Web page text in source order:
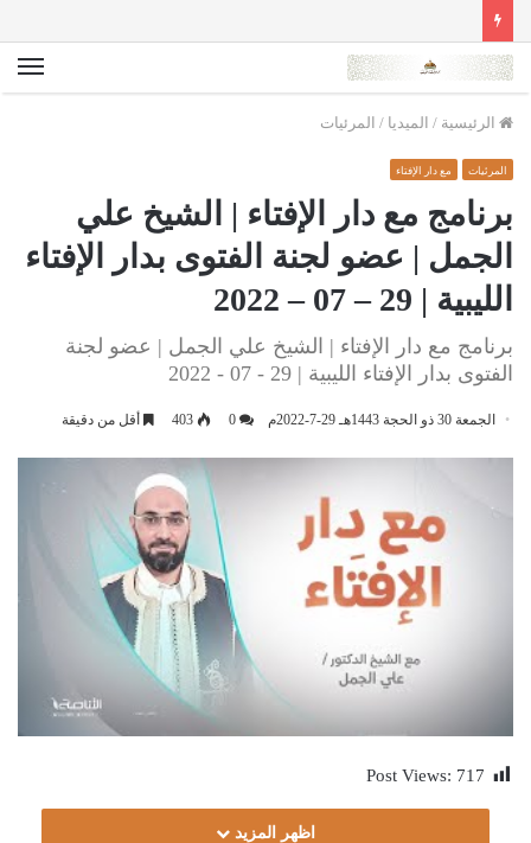
الرئيسية / الميديا / المرئيات
المرئيات مع دار الإفتاء
برنامج مع دار الإفتاء | الشيخ علي
الجمل | عضو لجنة الفتوى بدار الإفتاء
الليبية | 29 – 07 – 2022
برنامج مع دار الإفتاء | الشيخ علي الجمل | عضو لجنة
الفتوى بدار الإفتاء الليبية | 29 - 07 - 2022
الجمعة 30 ذو الحجة 1443هـ 29-7-2022م 0
403 أقل من دقيقة
Post Views: 717
اظهر المزيد